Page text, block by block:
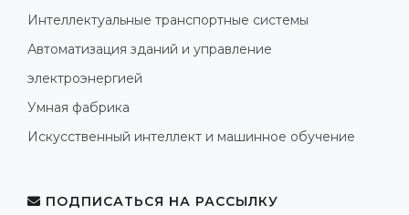
Интеллектуальные транспортные системы
Автоматизация зданий и управление
электроэнергией
Умная фабрика
Искусственный интеллект и машинное обучение
ПОДПИСАТЬСЯ НА РАССЫЛКУ